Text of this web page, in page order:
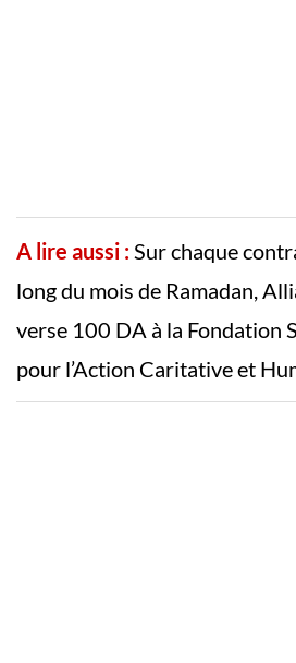
A lire aussi :Sur chaque
long du mois de Ramadan,
verse 100 DA à la Fondation
pour l’Action Caritative et